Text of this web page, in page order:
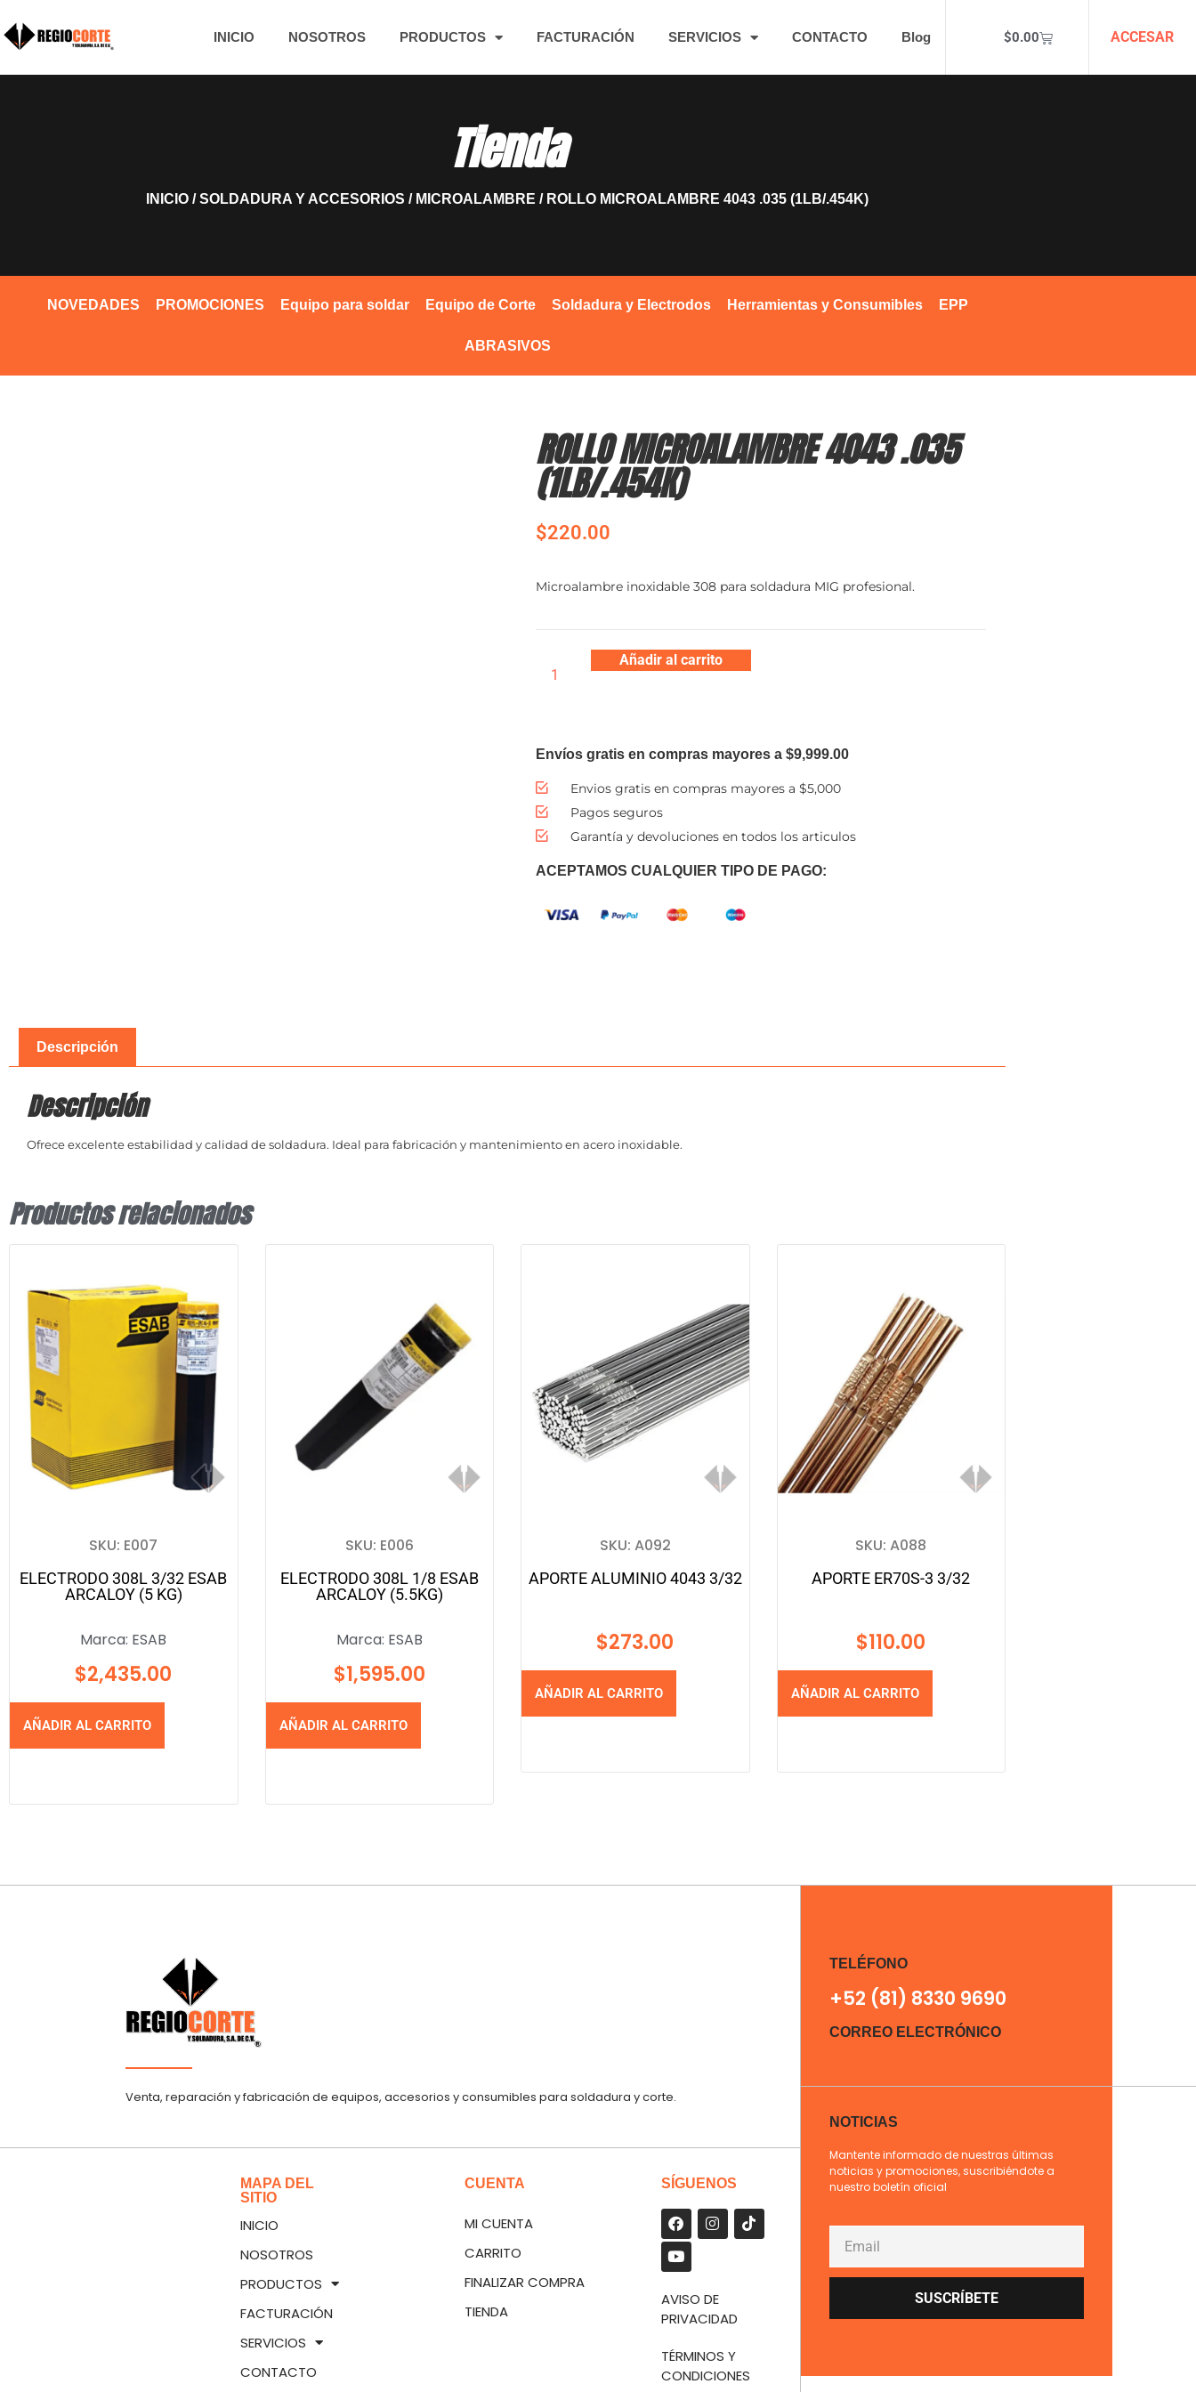
INICIO NOSOTROS PRODUCTOS FACTURACIÓN SERVICIOS CONTACTO Blog $0.00 ACCESAR
Tienda
INICIO /SOLDADURA Y ACCESORIOS / MICROALAMBRE / ROLLO MICROALAMBRE 4043 .035 (1LB/.454K)
NOVEDADES PROMOCIONES Equipo para soldar Equipo de Corte Soldadura y Electrodos Herramientas y Consumibles EPP
ABRASIVOS
ROLLO MICROALAMBRE 4043 .035
(1LB/.454K)
$220.00
Microalambre inoxidable 308 para soldadura MIG profesional.
Añadir al carrito
Envíos gratis en compras mayores a $9,999.00
Envios gratis en compras mayores a $5,000
Pagos seguros
Garantía y devoluciones en todos los articulos
ACEPTAMOS CUALQUIER TIPO DE PAGO:
Descripción
Descripción
Ofrece excelente estabilidad y calidad de soldadura. Ideal para fabricación y mantenimiento en acero inoxidable.
Productos relacionados
SKU: E007
ELECTRODO 308L 3/32 ESAB
ARCALOY (5 KG)
Marca: ESAB
$2,435.00
AÑADIR AL CARRITO
SKU: E006
ELECTRODO 308L 1/8 ESAB
ARCALOY (5.5KG)
Marca: ESAB
$1,595.00
AÑADIR AL CARRITO
SKU: A092
APORTE ALUMINIO 4043 3/32
$273.00
AÑADIR AL CARRITO
SKU: A088
APORTE ER70S-3 3/32
$110.00
AÑADIR AL CARRITO
Venta, reparación y fabricación de equipos, accesorios y consumibles para soldadura y corte.
MAPA DEL
SITIO
INICIO
NOSOTROS
PRODUCTOS
FACTURACIÓN
SERVICIOS
CONTACTO
CUENTA
MI CUENTA
CARRITO
FINALIZAR COMPRA
TIENDA
SÍGUENOS
AVISO DE
PRIVACIDAD
TÉRMINOS Y
CONDICIONES
TELÉFONO
+52 (81) 8330 9690
CORREO ELECTRÓNICO
NOTICIAS
Mantente informado de nuestras últimas
noticias y promociones, suscribiéndote a
nuestro boletín oficial
SUSCRÍBETE